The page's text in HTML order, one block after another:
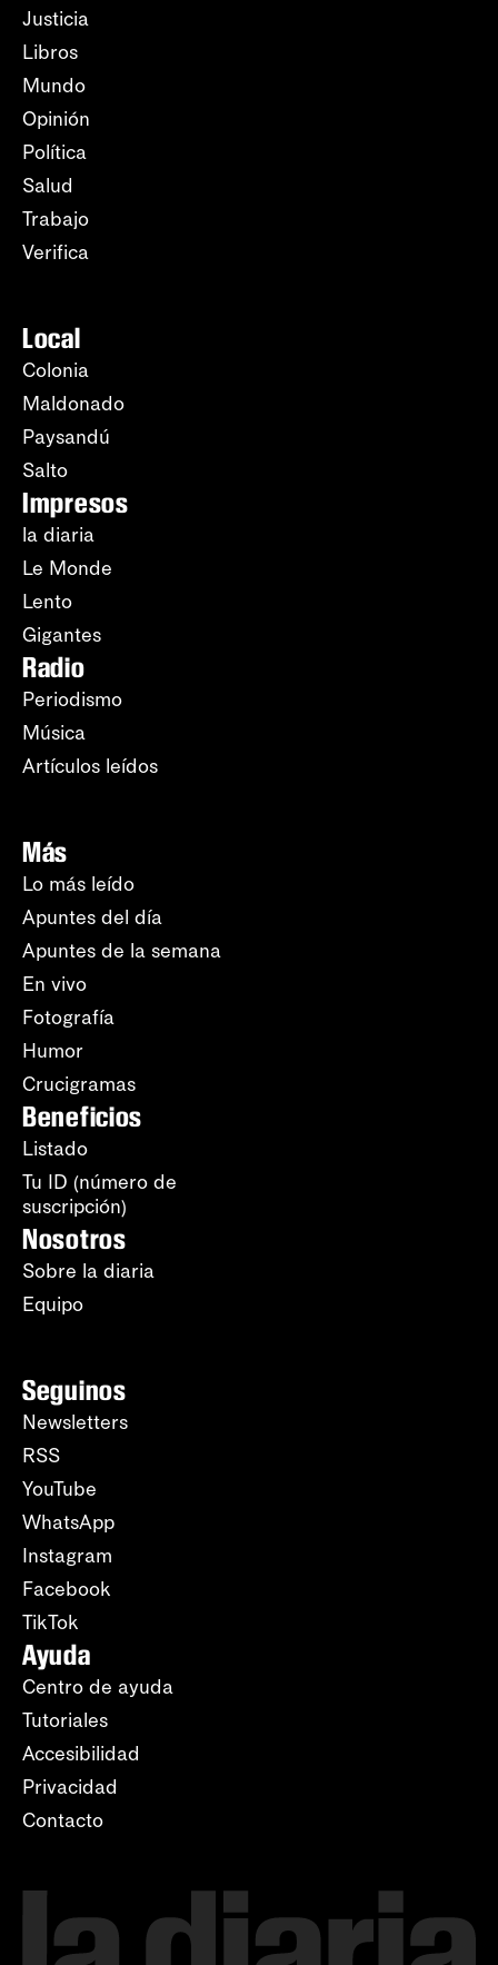
Justicia
Libros
Mundo
Opinión
Política
Salud
Trabajo
Verifica
Local
Colonia
Maldonado
Paysandú
Salto
Impresos
la diaria
Le Monde
Lento
Gigantes
Radio
Periodismo
Música
Artículos leídos
Más
Lo más leído
Apuntes del día
Apuntes de la semana
En vivo
Fotografía
Humor
Crucigramas
Beneficios
Listado
Tu ID (número de
suscripción)
Nosotros
Sobre la diaria
Equipo
Seguinos
Newsletters
RSS
YouTube
WhatsApp
Instagram
Facebook
TikTok
Ayuda
Centro de ayuda
Tutoriales
Accesibilidad
Privacidad
Contacto